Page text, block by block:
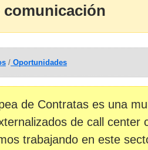
comunicación
/ Oportunidades
de Contratas es una
de call center
trabajando en este